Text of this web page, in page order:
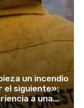
un incendio
el siguiente»:
a una...